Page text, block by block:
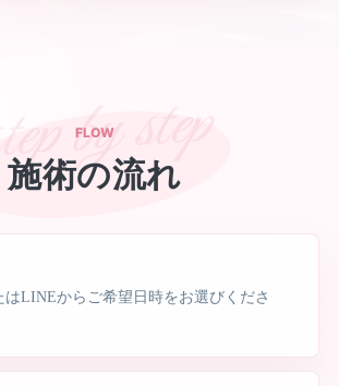
FLOW
施術の流れ
はLINEからご希望日時をお選びくださ